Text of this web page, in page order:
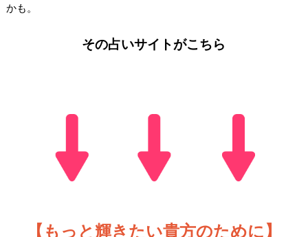
かも。
その占いサイトがこちら
【もっと輝きたい貴方のために】